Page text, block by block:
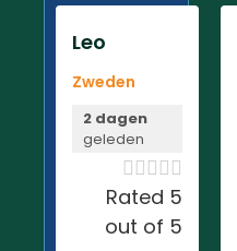
Leo
Zweden
2 dagen
geleden

Rated 5
out of 5